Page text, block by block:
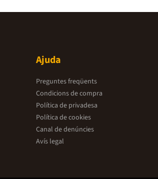
Ajuda
Preguntes freqüents
Condicions de compra
Política de privadesa
Política de cookies
Canal de denúncies
Avís legal